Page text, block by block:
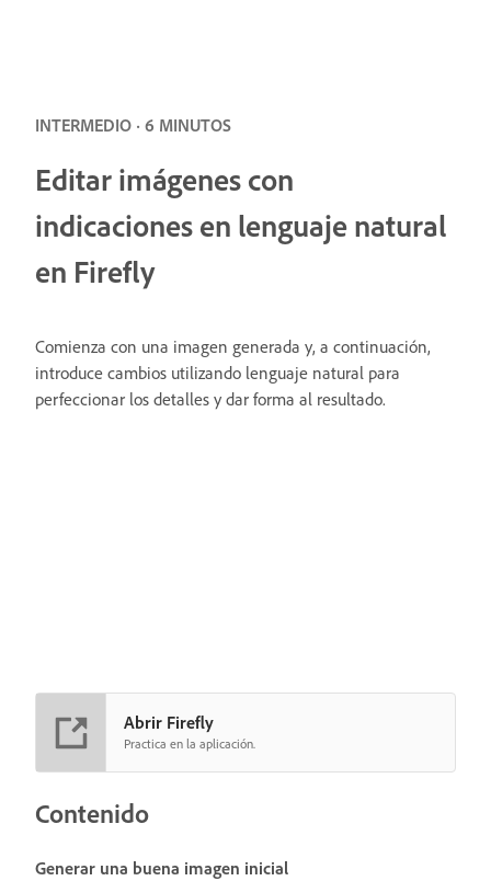
INTERMEDIO · 6 MINUTOS
Editar imágenes con
indicaciones en lenguaje natural
en Firefly
Comienza con una imagen generada y, a continuación,
introduce cambios utilizando lenguaje natural para
perfeccionar los detalles y dar forma al resultado.
Abrir Firefly
Practica en la aplicación.
Contenido
Generar una buena imagen inicial